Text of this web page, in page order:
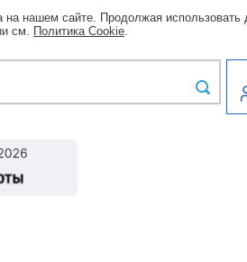
на нашем сайте. Продолжая использовать
см. Политика Cookie.